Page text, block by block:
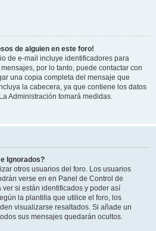
de alguien en este foro!
de e-mail incluye identificadores para
por lo tanto, puede contactar con
una copia completa del mensaje que
la cabecera, ya que contiene los datos
Administración tomará medidas.
Ignorados?
otros usuarios del foro. Los usuarios
verse en en Panel de Control de
si están identificados y poder así
la plantilla que utilice el foro, los
visualizarse resaltados. Si añade un
sus mensajes quedarán ocultos.